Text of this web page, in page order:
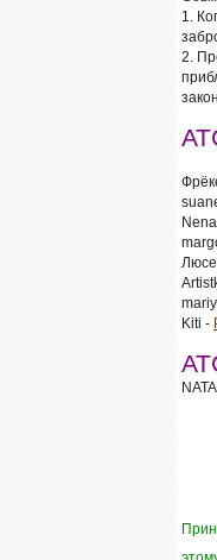
1.
2.
Kiti -